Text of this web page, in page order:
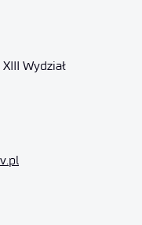
Wydział